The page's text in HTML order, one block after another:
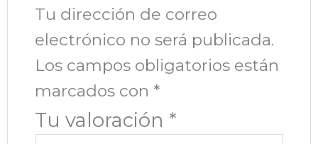
Tu dirección de correo
electrónico no será publicada.
Los campos obligatorios están
marcados con *
Tu valoración *